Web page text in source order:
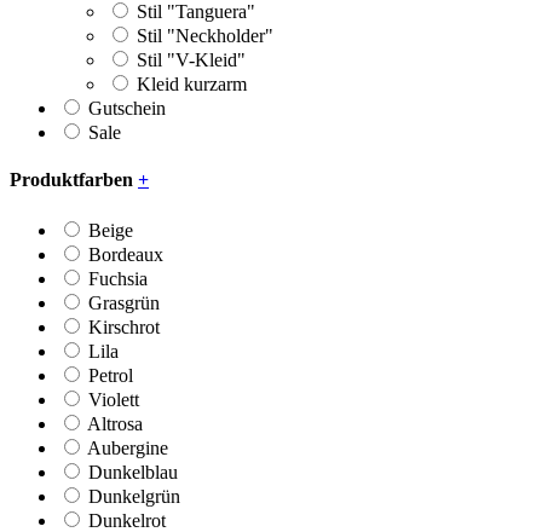
Stil "Tanguera"
Stil "Neckholder"
Stil "V-Kleid"
Kleid kurzarm
Gutschein
Sale
Produktfarben +
Beige
Bordeaux
Fuchsia
Grasgrün
Kirschrot
Lila
Petrol
Violett
Altrosa
Aubergine
Dunkelblau
Dunkelgrün
Dunkelrot